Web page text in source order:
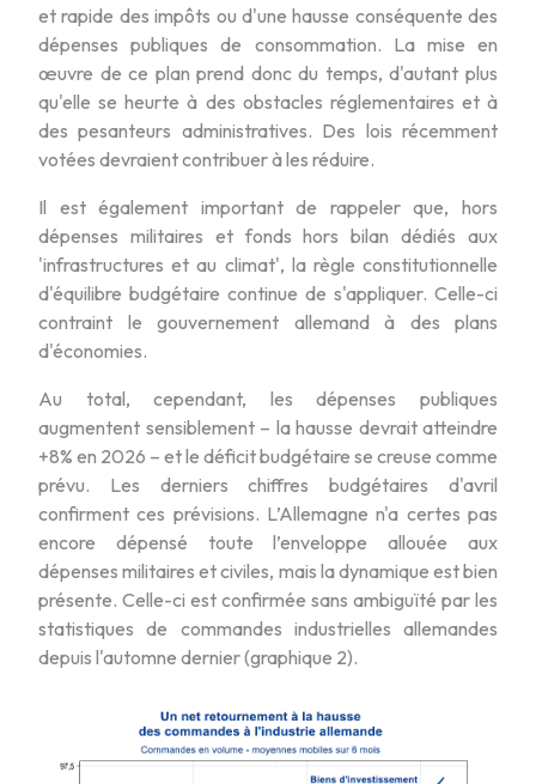
et rapide des impôts ou d'une hausse conséquente des
dépenses publiques de consommation. La mise en
œuvre de ce plan prend donc du temps, d'autant plus
qu'elle se heurte à des obstacles réglementaires et à
des pesanteurs administratives. Des lois récemment
votées devraient contribuer à les réduire.
Il est également important de rappeler que, hors
dépenses militaires et fonds hors bilan dédiés aux
'infrastructures et au climat', la règle constitutionnelle
d'équilibre budgétaire continue de s'appliquer. Celle-ci
contraint le gouvernement allemand à des plans
d'économies.
Au total, cependant, les dépenses publiques
augmentent sensiblement – la hausse devrait atteindre
+8% en 2026 – et le déficit budgétaire se creuse comme
prévu. Les derniers chiffres budgétaires d'avril
confirment ces prévisions. L’Allemagne n'a certes pas
encore dépensé toute l’enveloppe allouée aux
dépenses militaires et civiles, mais la dynamique est bien
présente. Celle-ci est confirmée sans ambiguïté par les
statistiques de commandes industrielles allemandes
depuis l'automne dernier (graphique 2).